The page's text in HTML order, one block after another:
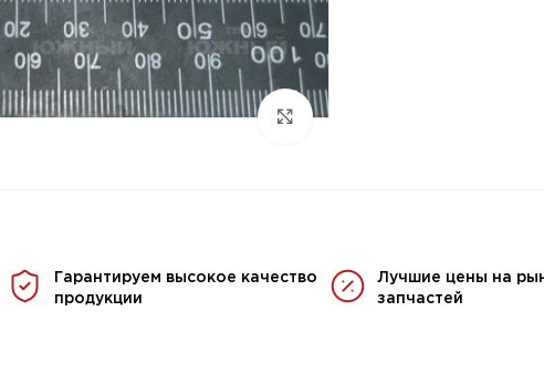
Гарантируем высокое качество
продукции
Лучшие цены на
запчастей